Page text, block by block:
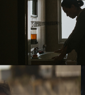
EL GROSOR DEL